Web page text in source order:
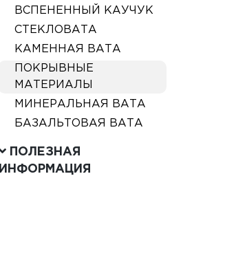
ВСПЕНЕННЫЙ КАУЧУК
СТЕКЛОВАТА
КАМЕННАЯ ВАТА
ПОКРЫВНЫЕ
МАТЕРИАЛЫ
МИНЕРАЛЬНАЯ ВАТА
БАЗАЛЬТОВАЯ ВАТА
ПОЛЕЗНАЯ
ИНФОРМАЦИЯ